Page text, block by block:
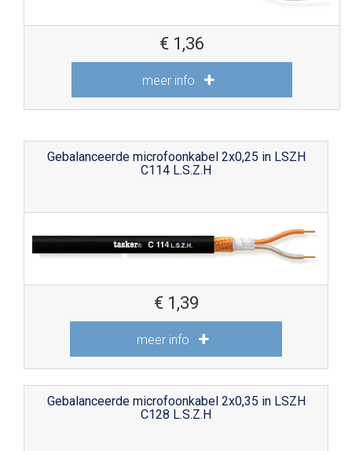
€ 1,36
meer info
Gebalanceerde microfoonkabel 2x0,25 in LSZH
C114 L.S.Z.H
€ 1,39
meer info
Gebalanceerde microfoonkabel 2x0,35 in LSZH
C128 L.S.Z.H